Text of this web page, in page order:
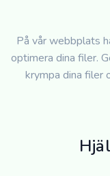
På vår webbplats
optimera dina filer.
krympa dina filer